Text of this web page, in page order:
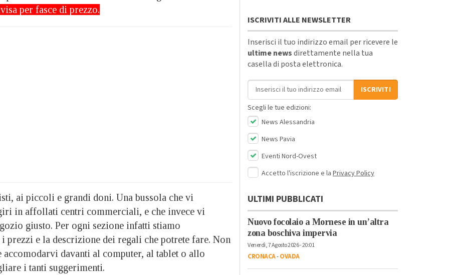
per fasce di prezzo.
ai piccoli e grandi doni. Una bussola che vi
in affollati centri commerciali, e che invece vi
giusto. Per ogni sezione infatti stiamo
prezzi e la descrizione dei regali che potrete fare. Non
davanti al computer, al tablet o allo
i tanti suggerimenti.
ISCRIVITI ALLE NEWSLETTER
Inserisci il tuo indirizzo email per ricevere le
ultime newsdirettamente nella tua
casella di posta elettronica.
Indirizzo email
ISCRIVITI
Scegli le tue edizioni:
News Alessandria
News Pavia
Eventi Nord-Ovest
Accetto l'iscrizione e la Privacy Policy
ULTIMI PUBBLICATI
Nuovo focolaio a Mornese in un’altra
zona boschiva impervia
Venerdì, 7 Agosto 2026 - 20:01
CRONACA-OVADA